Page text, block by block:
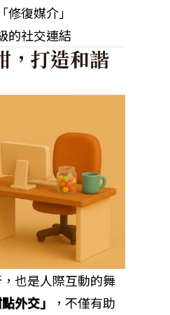
復媒介」
的社交連結
，打造和諧
也是人際互動的舞
外交」
，不僅有助